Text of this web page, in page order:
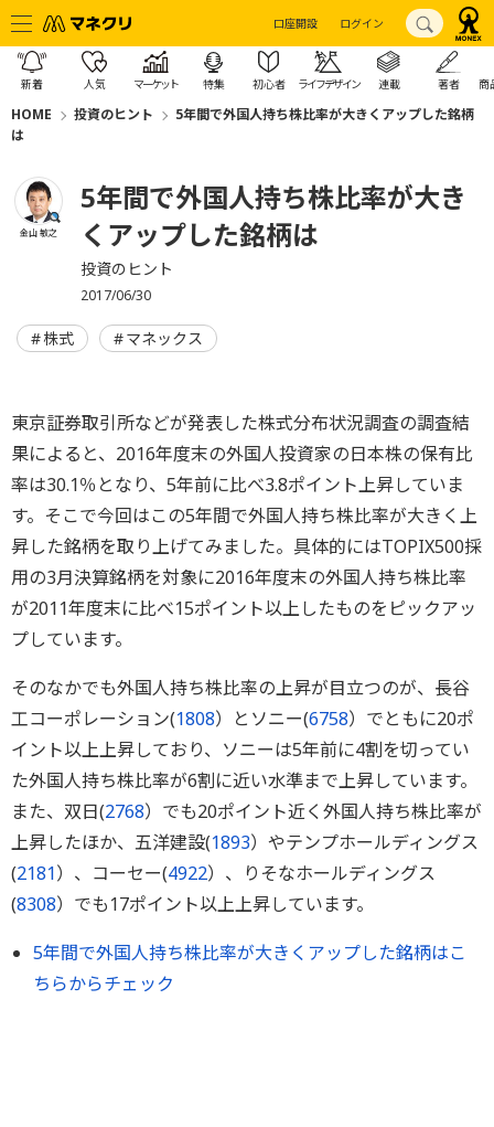
口座開設 ログイン
新着 人気 マーケット 特集 初心者 ライフデザイン 連載 著者 商
HOME 投資のヒント
5年間で外国人持ち株比率が大きくアップした銘柄
は
金山 敏之
5年間で外国人持ち株比率が大き
くアップした銘柄は
投資のヒント
2017/06/30
株式 マネックス
東京証券取引所などが発表した株式分布状況調査の調査結
果によると、2016年度末の外国人投資家の日本株の保有比
率は30.1％となり、5年前に比べ3.8ポイント上昇していま
す。そこで今回はこの5年間で外国人持ち株比率が大きく上
昇した銘柄を取り上げてみました。具体的にはTOPIX500採
用の3月決算銘柄を対象に2016年度末の外国人持ち株比率
が2011年度末に比べ15ポイント以上したものをピックアッ
プしています。
そのなかでも外国人持ち株比率の上昇が目立つのが、長谷
工コーポレーション(1808）とソニー(6758）でともに20ポ
イント以上上昇しており、ソニーは5年前に4割を切ってい
た外国人持ち株比率が6割に近い水準まで上昇しています。
また、双日(2768）でも20ポイント近く外国人持ち株比率が
上昇したほか、五洋建設(1893）やテンプホールディングス
(2181）、コーセー(4922）、りそなホールディングス
(8308）でも17ポイント以上上昇しています。
5年間で外国人持ち株比率が大きくアップした銘柄はこ
ちらからチェック